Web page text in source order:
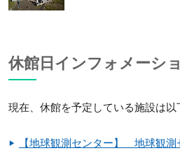
休館日インフォメーシ
現在、休館を予定している施設は以
【地球観測センター】 地球観